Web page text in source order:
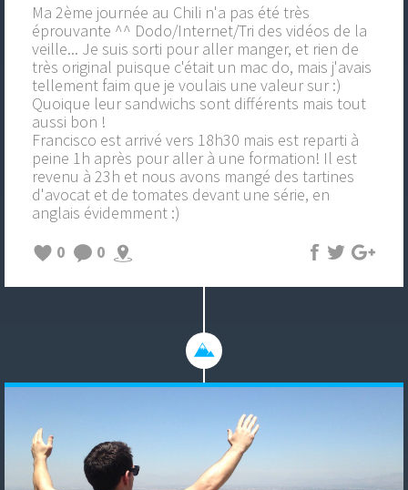
Ma 2ème journée au Chili n'a pas été très
éprouvante ^^ Dodo/Internet/Tri des vidéos de la
veille... Je suis sorti pour aller manger, et rien de
très original puisque c'était un mac do, mais j'avais
tellement faim que je voulais une valeur sur :)
Quoique leur sandwichs sont différents mais tout
aussi bon !
Francisco est arrivé vers 18h30 mais est reparti à
peine 1h après pour aller à une formation! Il est
revenu à 23h et nous avons mangé des tartines
d'avocat et de tomates devant une série, en
anglais évidemment :)
0
0